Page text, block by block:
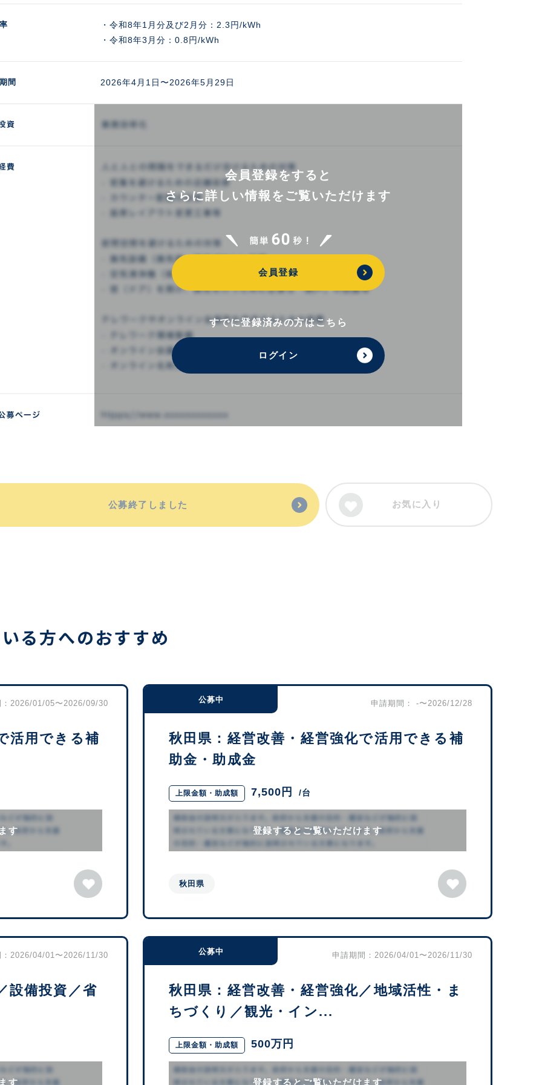
・令和8年1月分及び2月分：2.3円/kWh
・令和8年3月分：0.8円/kWh
間 2026年4月1日〜2026年5月29日
会員登録をすると
さらに詳しい情報を ご覧いただけます
会員登録
すでに登録済みの方はこちら
ログイン
公募終了しました お気に入り
る方へのおすすめ
：2026/01/05〜2026/09/30
活用できる補
す
公募中 申請期間： -〜2026/12/28
秋田県：経営改善・経営強化で活用できる補
助金・助成金
上限金額・助成額 7,500円 /台
登録するとご覧いただけます
秋田県
：2026/04/01〜2026/11/30
設備投資／省
す
公募中 申請期間：2026/04/01〜2026/11/30
秋田県：経営改善・経営強化／地域活性・ま
ちづくり／観光・イン...
上限金額・助成額 500万円
登録するとご覧いただけます